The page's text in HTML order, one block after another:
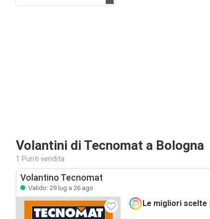
Volantini di Tecnomat a Bologna
1 Punti vendita
Volantino Tecnomat
Valido: 29 lug a 26 ago
Le migliori scelte